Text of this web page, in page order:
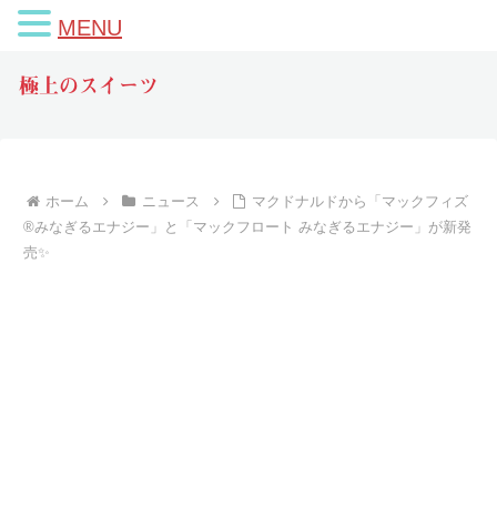
極上のスイーツ
ホーム ニュース
マクドナルドから「マックフィズ
®みなぎるエナジー」と「マックフロート みなぎるエナジー」が新発
売✨
MENU